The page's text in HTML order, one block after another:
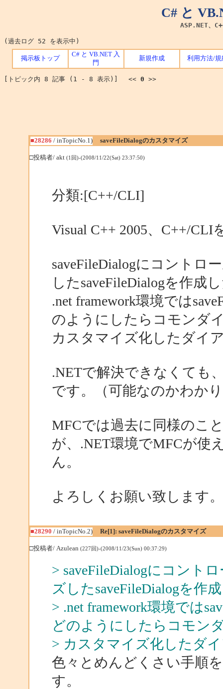
C# と
ASP.NET、
(過去ログ 52 を表示中)
掲示板トップ
C# と VB.NET 入
門
新規作成 利用方法/規
[トピック内 8 記事 (1 - 8 表示)] << 0 >>
■28286 / inTopicNo.1) saveFileDialogのカスタマイズ
□投稿者/ akt (1回)-(2008/11/22(Sat) 23:37:50)
分類:[C++/CLI]
Visual C++ 2005、C++/
saveFileDialogにコントロ
したsaveFileDialogを作成
.net framework環境では
のようにしたらコモンダ
カスタマイズ化したダイ
.NETで解決できなくても
です。（可能なのかわか
MFCでは過去に同様のこ
が、.NET環境でMFCが使
ん。
よろしくお願い致します。
■28290 / inTopicNo.2) Re[1]: saveFileDialogのカスタマイズ
□投稿者/ Azulean (227回)-(2008/11/23(Sun) 00:37:29)
> saveFileDialogにコント
ズしたsaveFileDialogを作
> .net framework環境では
どのようにしたらコモン
> カスタマイズ化したダ
色々とめんどくさい手順
す。